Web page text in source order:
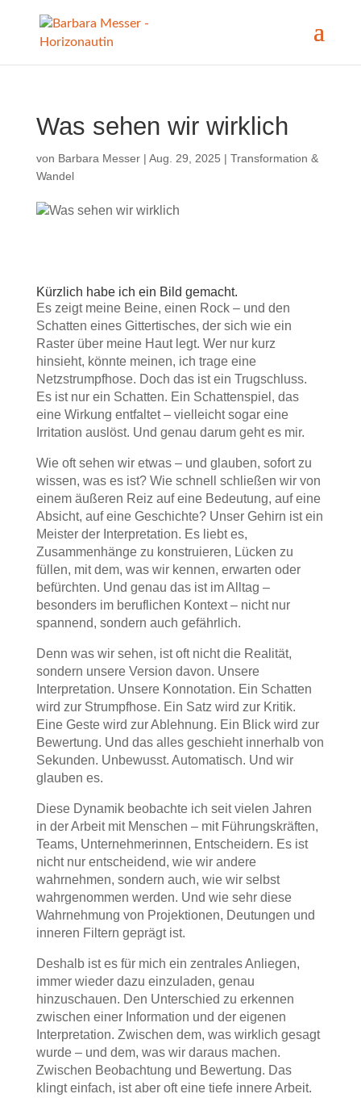
Was sehen wir wirklich
von Barbara Messer| Aug. 29, 2025 | Transformation &
Wandel
Kürzlich habe ich ein Bild gemacht.
Es zeigt meine Beine, einen Rock – und den
Schatten eines Gittertisches, der sich wie ein
Raster über meine Haut legt. Wer nur kurz
hinsieht, könnte meinen, ich trage eine
Netzstrumpfhose. Doch das ist ein Trugschluss.
Es ist nur ein Schatten. Ein Schattenspiel, das
eine Wirkung entfaltet – vielleicht sogar eine
Irritation auslöst. Und genau darum geht es mir.
Wie oft sehen wir etwas – und glauben, sofort zu
wissen, was es ist? Wie schnell schließen wir von
einem äußeren Reiz auf eine Bedeutung, auf eine
Absicht, auf eine Geschichte? Unser Gehirn ist ein
Meister der Interpretation. Es liebt es,
Zusammenhänge zu konstruieren, Lücken zu
füllen, mit dem, was wir kennen, erwarten oder
befürchten. Und genau das ist im Alltag –
besonders im beruflichen Kontext – nicht nur
spannend, sondern auch gefährlich.
Denn was wir sehen, ist oft nicht die Realität,
sondern unsere Version davon. Unsere
Interpretation. Unsere Konnotation. Ein Schatten
wird zur Strumpfhose. Ein Satz wird zur Kritik.
Eine Geste wird zur Ablehnung. Ein Blick wird zur
Bewertung. Und das alles geschieht innerhalb von
Sekunden. Unbewusst. Automatisch. Und wir
glauben es.
Diese Dynamik beobachte ich seit vielen Jahren
in der Arbeit mit Menschen – mit Führungskräften,
Teams, Unternehmerinnen, Entscheidern. Es ist
nicht nur entscheidend, wie wir andere
wahrnehmen, sondern auch, wie wir selbst
wahrgenommen werden. Und wie sehr diese
Wahrnehmung von Projektionen, Deutungen und
inneren Filtern geprägt ist.
Deshalb ist es für mich ein zentrales Anliegen,
immer wieder dazu einzuladen, genau
hinzuschauen. Den Unterschied zu erkennen
zwischen einer Information und der eigenen
Interpretation. Zwischen dem, was wirklich gesagt
wurde – und dem, was wir daraus machen.
Zwischen Beobachtung und Bewertung. Das
klingt einfach, ist aber oft eine tiefe innere Arbeit.